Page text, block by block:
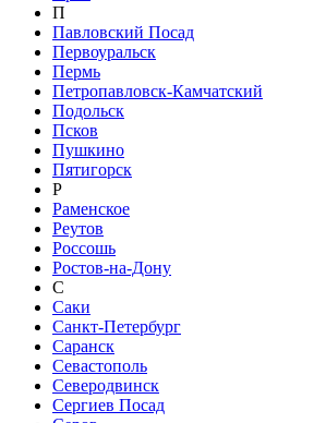
П
Павловский Посад
Первоуральск
Пермь
Петропавловск-Камчатский
Подольск
Псков
Пушкино
Пятигорск
Р
Раменское
Реутов
Россошь
Ростов-на-Дону
С
Саки
Санкт-Петербург
Саранск
Севастополь
Северодвинск
Сергиев Посад